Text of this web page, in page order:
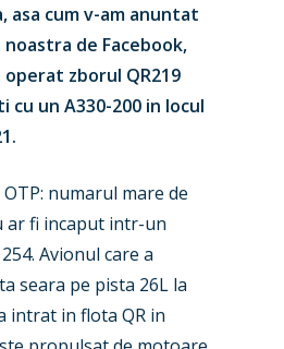
asa cum v-am anuntat
de Facebook,
zborul QR219
cu un A330-200 in locul
numarul mare de
ar fi incaput intr-un
Avionul care a
seara pe pista 26L la
intrat in flota QR in
New Routes
Industry